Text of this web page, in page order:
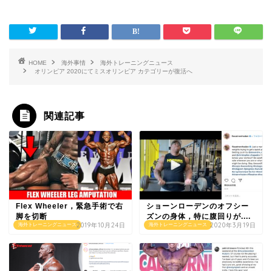
HOME 海外事情
海外トレーニングニュース
オリンピア 2020にてミスオリンピア カテゴリーが復活へ
関連記事
海外トレーニングニュース
Flex Wheeler，緊急手術で右
脚を切断
2019年10月24日 海外トレーニングニュース
ショーンローデンのオフシー
ズンの身体，特に腹回りが....
2020年3月19日